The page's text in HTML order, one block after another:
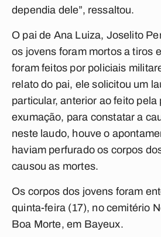
dependia dele”, ressaltou.
O pai de Ana Luiza, Joselito
os jovens foram mortos a tiros
foram feitos por policiais
relato do pai, ele solicitou um
particular, anterior ao feito pela
exumação, para constatar a
neste laudo, houve o
haviam perfurado os corpos
causou as mortes.
Os corpos dos jovens foram
quinta-feira (17), no cemitério
Boa Morte, em Bayeux.